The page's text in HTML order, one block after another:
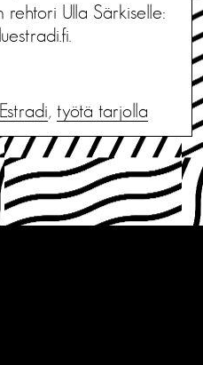
rehtori Ulla Särkiselle:
, työtä tarjolla